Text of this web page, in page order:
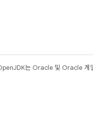
는 Oracle 및 Oracle 계